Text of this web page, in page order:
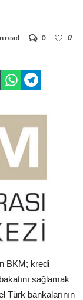
read 0
0
BKM; kredi
sağlamak
Türk bankalarının